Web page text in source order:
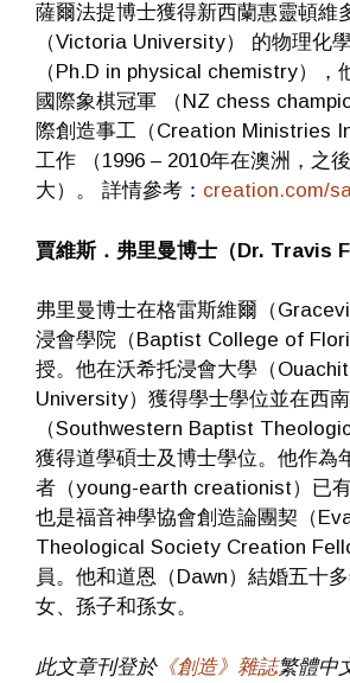
薩爾法提博士獲得新西蘭惠靈頓維
（Victoria University） 的物理化
（Ph.D in physical chemistry），
國際象棋冠軍 （NZ chess
際創造事工（Creation Ministries
工作 （1996 – 2010年在澳洲，之
大）。 詳情參考： creation.com/
賈維斯．弗里曼博士（Dr. Travis
弗里曼博士在格雷斯維爾（
浸會學院（Baptist College of
授。他在沃希托浸會大學（
University）獲得學士學位並在西
（Southwestern Baptist
獲得道學碩士及博士學位。他作為
者（young-earth creationist）已
也是福音神學協會創造論團契（
Theological Society Creation
員。他和道恩（Dawn）結婚五十
女、孫子和孫女。
此文章刊登於《創造》雜誌繁體中